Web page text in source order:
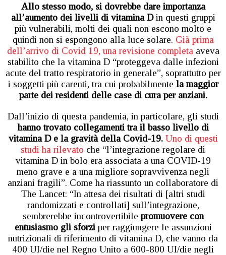
Allo stesso modo, si dovrebbe dare importanza
all’aumento dei livelli di vitamina Din questi gruppi
più vulnerabili, molti dei quali non escono molto e
quindi non si espongono alla luce solare. Già prima
dell’arrivo di Covid 19, una revisione completa aveva
stabilito che la vitamina D “proteggeva dalle infezioni
acute del tratto respiratorio in generale”, soprattutto per
i soggetti più carenti, tra cui probabilmente la maggior
parte dei residenti delle case di cura per anziani.
Dall’inizio di questa pandemia, in particolare, gli studi
hanno trovato collegamenti tra il basso livello di
vitamina D e la gravità della Covid-19. Uno di questi
studi ha rilevato che “l’integrazione regolare di
vitamina D in bolo era associata a una COVID-19
meno grave e a una migliore sopravvivenza negli
anziani fragili”. Come ha riassunto un collaboratore di
The Lancet: “In attesa dei risultati di [altri studi
randomizzati e controllati] sull’integrazione,
sembrerebbe incontrovertibile promuovere con
entusiasmo gli sforzi per raggiungere le assunzioni
nutrizionali di riferimento di vitamina D, che vanno da
400 UI/die nel Regno Unito a 600-800 UI/die negli